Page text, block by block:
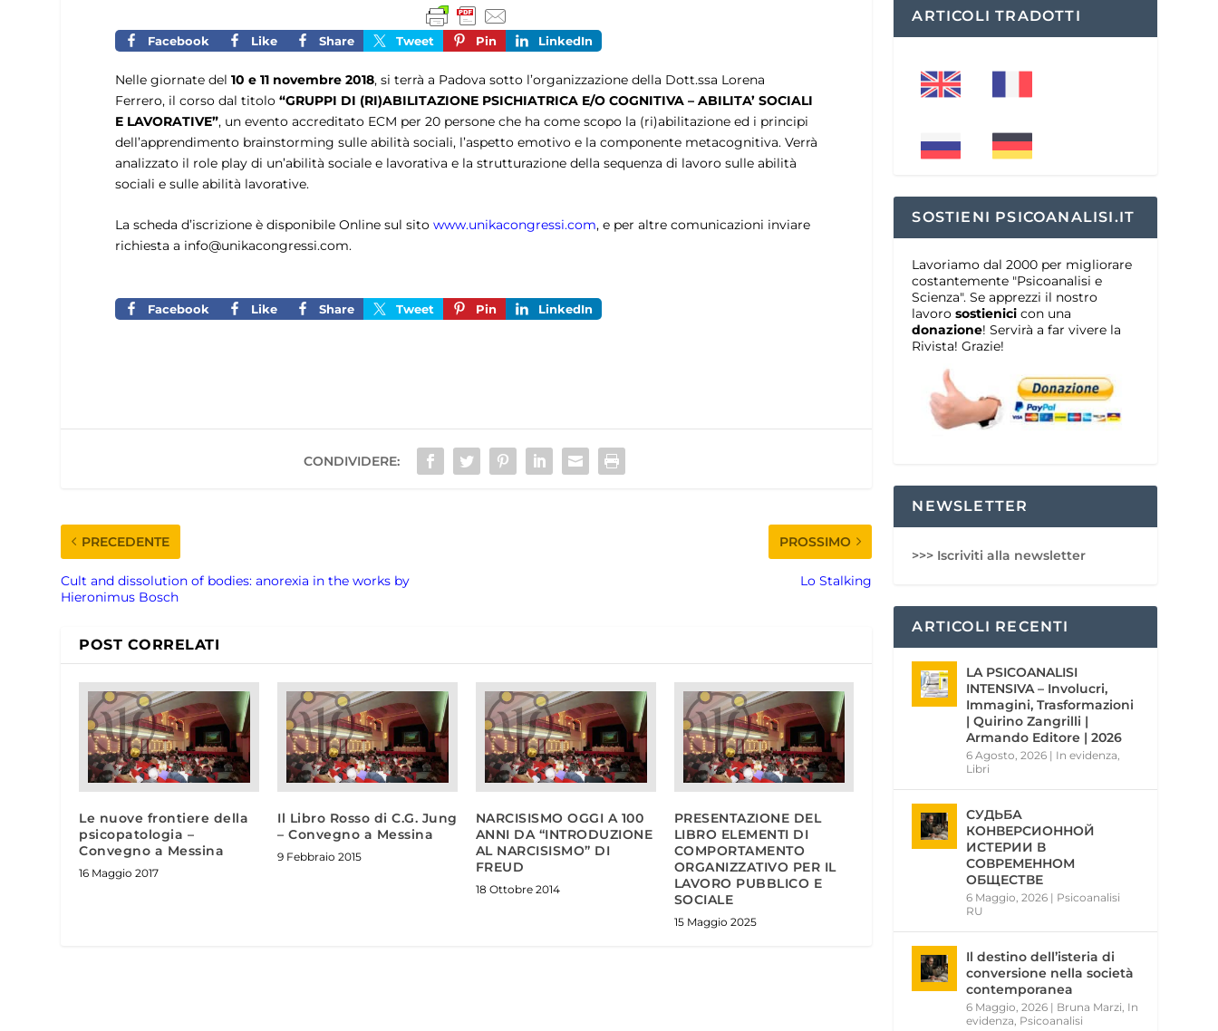
Facebook Like Share Tweet Pin LinkedIn
Nelle giornate del10 e 11 novembre 2018, si terrà a Padova sotto l’organizzazione della Dott.ssa Lorena
Ferrero, il corso dal titolo“GRUPPI DI (RI)ABILITAZIONE PSICHIATRICA E/O COGNITIVA – ABILITA’ SOCIALI
E LAVORATIVE”, un evento accreditato ECM per 20 persone che ha come scopo la (ri)abilitazione ed i principi
dell’apprendimento brainstorming sulle abilità sociali, l’aspetto emotivo e la componente metacognitiva. Verrà
analizzato il role play di un’abilità sociale e lavorativa e la strutturazione della sequenza di lavoro sulle abilità
sociali e sulle abilità lavorative.
La scheda d’iscrizione è disponibile Online sul sitowww.unikacongressi.com, e per altre comunicazioni inviare
richiesta a info@unikacongressi.com.
Facebook Like Share Tweet Pin LinkedIn
CONDIVIDERE:
PRECEDENTE
Cult and dissolution of bodies: anorexia in the works by
Hieronimus Bosch
PROSSIMO
Lo Stalking
POST CORRELATI
Le nuove frontiere della
psicopatologia –
Convegno a Messina
16 Maggio 2017
Il Libro Rosso di C.G. Jung
– Convegno a Messina
9 Febbraio 2015
NARCISISMO OGGI A 100
ANNI DA “INTRODUZIONE
AL NARCISISMO” DI
FREUD
18 Ottobre 2014
PRESENTAZIONE DEL
LIBRO ELEMENTI DI
COMPORTAMENTO
ORGANIZZATIVO PER IL
LAVORO PUBBLICO E
SOCIALE
15 Maggio 2025
ARTICOLI TRADOTTI
SOSTIENI PSICOANALISI.IT
Lavoriamo dal 2000 per migliorare
costantemente "Psicoanalisi e
Scienza". Se apprezzi il nostro
lavorosostienici con una
donazione! Servirà a far vivere la
Rivista! Grazie!
NEWSLETTER
>>> Iscriviti alla newsletter
ARTICOLI RECENTI
LA PSICOANALISI
INTENSIVA – Involucri,
Immagini, Trasformazioni
| Quirino Zangrilli |
Armando Editore | 2026
6 Agosto, 2026 | In evidenza
Libri
СУДЬБА
КОНВЕРСИОННОЙ
ИСТЕРИИ В
СОВРЕМЕННОМ
ОБЩЕСТВЕ
6 Maggio, 2026 | Psicoanalisi
RU
Il destino dell’isteria di
conversione nella società
contemporanea
6 Maggio, 2026 | Bruna Marzi In
evidenza Psicoanalisi